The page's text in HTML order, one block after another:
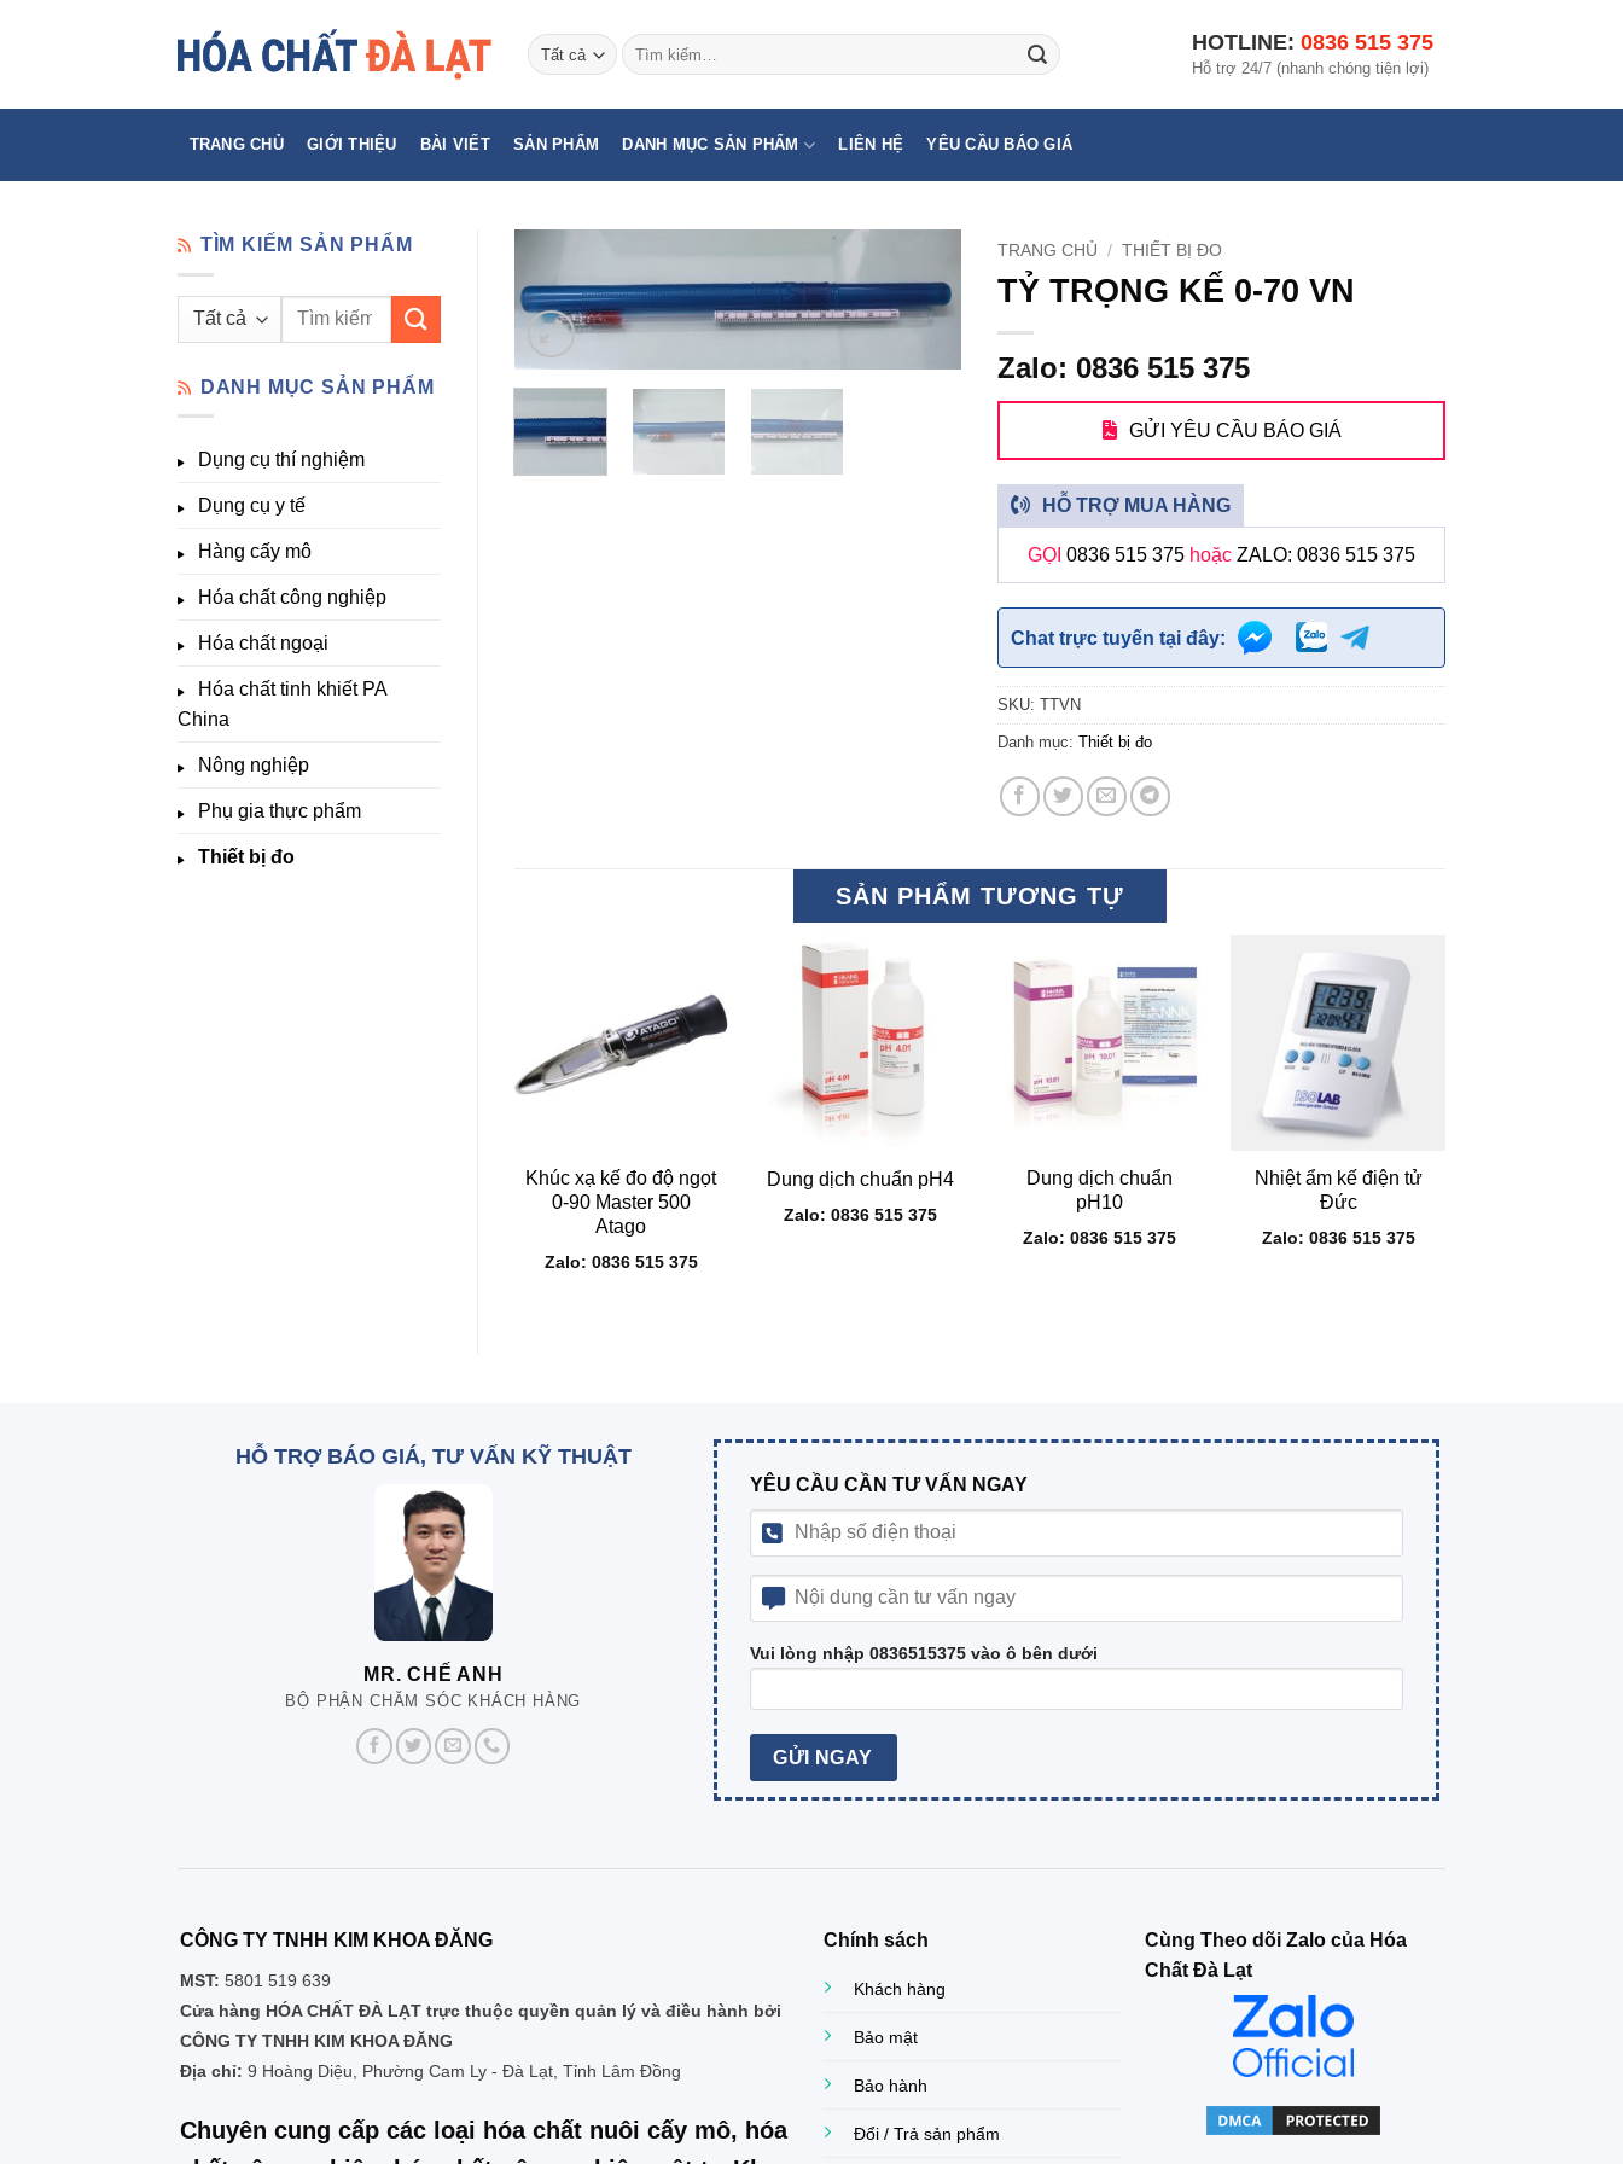
Tìm
kiếm:
HOTLINE: 0836 515 375
Hỗ trợ 24/7 (nhanh chóng tiện lợi)
TRANG CHỦ GIỚI THIỆU BÀI VIẾT SẢN PHẨM DANH MỤC SẢN PHẨM LIÊN HỆ YÊU CẦU BÁO GIÁ
TÌM KIẾM SẢN PHẨM
Tìm
DANH MỤC SẢN PHẨM
Dụng cụ thí nghiệm
Dụng cụ y tế
Hàng cấy mô
Hóa chất công nghiệp
Hóa chất ngoại
Hóa chất tinh khiết PA
China
Nông nghiệp
Phụ gia thực phẩm
Thiết bị đo
TRANG CHỦ / THIẾT BỊ ĐO
TỶ TRỌNG KẾ 0-70 VN
Zalo: 0836 515 375
GỬI YÊU CẦU BÁO GIÁ
HỖ TRỢ MUA HÀNG
GỌI0836 515 375 hoặcZALO: 0836 515 375
Chat trực tuyến tại đây:
SKU:TTVN
Danh mục:Thiết bị đo
SẢN PHẨM TƯƠNG TỰ
Khúc xạ kế đo độ ngọt
0-90 Master 500
Atago
Zalo: 0836 515 375
Dung dịch chuẩn pH4
Zalo: 0836 515 375
Dung dịch chuẩn
pH10
Zalo: 0836 515 375
+
Nhiệt ẩm kế điện tử
Đức
Zalo: 0836 515 375
HỖ TRỢ BÁO GIÁ, TƯ VẤN KỸ THUẬT
MR. CHẾ ANH
BỘ PHẬN CHĂM SÓC KHÁCH HÀNG
YÊU CẦU CẦN TƯ VẤN NGAY
Vui lòng nhập 0836515375 vào ô bên dưới
CÔNG TY TNHH KIM KHOA ĐĂNG
MST: 5801 519 639
Cửa hàng HÓA CHẤT ĐÀ LẠT trực thuộc quyền quản lý và điều hành bởi
CÔNG TY TNHH KIM KHOA ĐĂNG
Địa chỉ: 9 Hoàng Diệu, Phường Cam Ly - Đà Lạt, Tỉnh Lâm Đồng
Chuyên cung cấp các loại hóa chất nuôi cấy mô, hóa
Chính sách
Khách hàng
Bảo mật
Bảo hành
Đổi / Trả sản phẩm
Cùng Theo dõi Zalo của Hóa
Chất Đà Lạt